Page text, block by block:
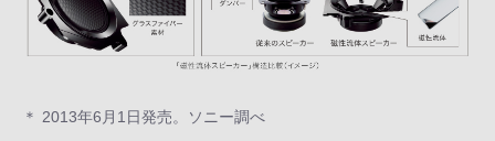
＊ 2013年6月1日発売。ソニー調べ